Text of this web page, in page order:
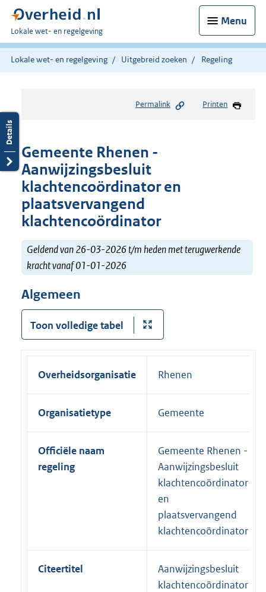
Menu
U
bent
hier:
Lokale wet- en regelgeving
Lokale wet- en regelgeving Uitgebreid zoeken Regeling
Permalink Printen
Gemeente Rhenen -
Aanwijzingsbesluit
klachtencoördinator en
plaatsvervangend
klachtencoördinator
Geldend van 26-03-2026 t/m heden met terugwerkende
kracht vanaf 01-01-2026
Algemeen
Toon volledige tabel
Overheidsorganisatie Rhenen
Organisatietype Gemeente
Officiële naam
regeling
Gemeente Rhenen -
Aanwijzingsbesluit
klachtencoördinator
en
plaatsvervangend
klachtencoördinator
Citeertitel
Aanwijzingsbesluit
klachtencoördinator